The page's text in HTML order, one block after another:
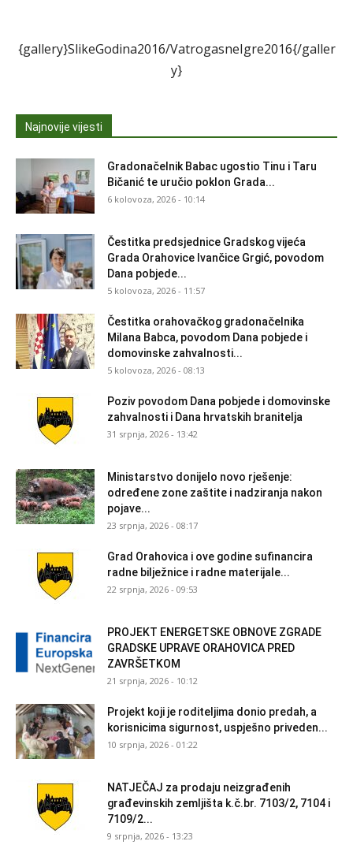
{gallery}SlikeGodina2016/VatrogasneIgre2016{/galler
y}
Najnovije vijesti
Gradonačelnik Babac ugostio Tinu i Taru
Bičanić te uručio poklon Grada...
6 kolovoza, 2026 - 10:14
Čestitka predsjednice Gradskog vijeća
Grada Orahovice Ivančice Grgić, povodom
Dana pobjede...
5 kolovoza, 2026 - 11:57
Čestitka orahovačkog gradonačelnika
Milana Babca, povodom Dana pobjede i
domovinske zahvalnosti...
5 kolovoza, 2026 - 08:13
Poziv povodom Dana pobjede i domovinske
zahvalnosti i Dana hrvatskih branitelja
31 srpnja, 2026 - 13:42
Ministarstvo donijelo novo rješenje:
određene zone zaštite i nadziranja nakon
pojave...
23 srpnja, 2026 - 08:17
Grad Orahovica i ove godine sufinancira
radne bilježnice i radne materijale...
22 srpnja, 2026 - 09:53
PROJEKT ENERGETSKE OBNOVE ZGRADE
GRADSKE UPRAVE ORAHOVICA PRED
ZAVRŠETKOM
21 srpnja, 2026 - 10:12
Projekt koji je roditeljima donio predah, a
korisnicima sigurnost, uspješno priveden...
10 srpnja, 2026 - 01:22
NATJEČAJ za prodaju neizgrađenih
građevinskih zemljišta k.č.br. 7103/2, 7104 i
7109/2...
9 srpnja, 2026 - 13:23